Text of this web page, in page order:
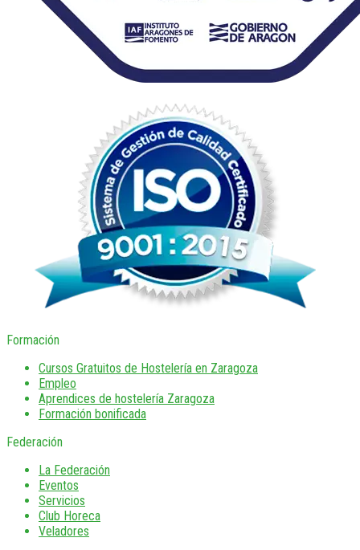
Formación
Cursos Gratuitos de Hostelería en Zaragoza
Empleo
Aprendices de hostelería Zaragoza
Formación bonificada
Federación
La Federación
Eventos
Servicios
Club Horeca
Veladores